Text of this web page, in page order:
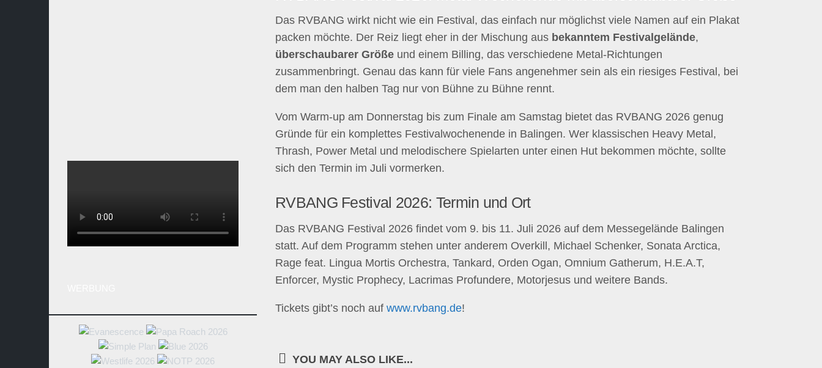
Das RVBANG wirkt nicht wie ein Festival, das einfach nur möglichst viele Namen auf ein Plakat
packen möchte. Der Reiz liegt eher in der Mischung aus bekanntem Festivalgelände,
überschaubarer Größe und einem Billing, das verschiedene Metal-Richtungen
zusammenbringt. Genau das kann für viele Fans angenehmer sein als ein riesiges Festival, bei
dem man den halben Tag nur von Bühne zu Bühne rennt.
Vom Warm-up am Donnerstag bis zum Finale am Samstag bietet das RVBANG 2026 genug
Gründe für ein komplettes Festivalwochenende in Balingen. Wer klassischen Heavy Metal,
Thrash, Power Metal und melodischere Spielarten unter einen Hut bekommen möchte, sollte
sich den Termin im Juli vormerken.
RVBANG Festival 2026: Termin und Ort
Das RVBANG Festival 2026 findet vom 9. bis 11. Juli 2026 auf dem Messegelände Balingen
statt. Auf dem Programm stehen unter anderem Overkill, Michael Schenker, Sonata Arctica,
Rage feat. Lingua Mortis Orchestra, Tankard, Orden Ogan, Omnium Gatherum, H.E.A.T,
Enforcer, Mystic Prophecy, Lacrimas Profundere, Motorjesus und weitere Bands.
Tickets gibt’s noch auf www.rvbang.de!
YOU MAY ALSO LIKE...